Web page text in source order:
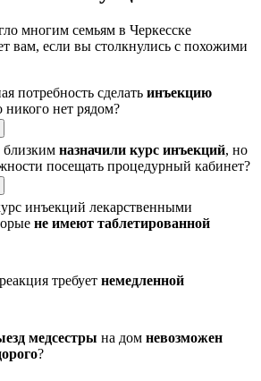
многим семьям в Черкесске
вам, если вы столкнулись с похожими
потребность сделать инъекцию
никого нет рядом?
назначили курс инъекций, но
посещать процедурный кабинет?
инъекций лекарственными
не имеют таблетированной
требует немедленной
медсестры на дом невозможен
?